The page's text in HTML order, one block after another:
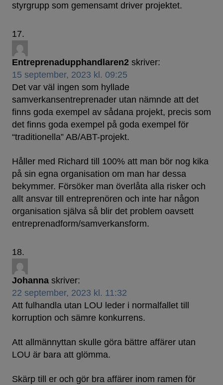
styrgrupp som gemensamt driver projektet.
Entreprenadupphandlaren2 skriver:
15 september, 2023 kl. 09:25
Det var väl ingen som hyllade
samverkansentreprenader utan nämnde att det
finns goda exempel av sådana projekt, precis som
det finns goda exempel på goda exempel för
“traditionella” AB/ABT-projekt.
Håller med Richard till 100% att man bör nog kika
på sin egna organisation om man har dessa
bekymmer. Försöker man överlåta alla risker och
allt ansvar till entreprenören och inte har någon
organisation själva så blir det problem oavsett
entreprenadform/samverkansform.
Johanna skriver:
22 september, 2023 kl. 11:32
Att fulhandla utan LOU leder i normalfallet till
korruption och sämre konkurrens.
Att allmännyttan skulle göra bättre affärer utan
LOU är bara att glömma.
Skärp till er och gör bra affärer inom ramen för